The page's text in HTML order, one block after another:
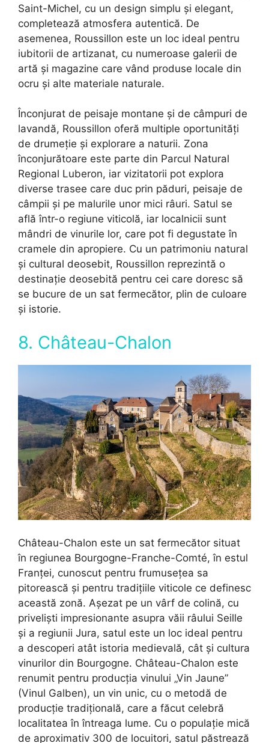
Saint-Michel, cu un design simplu și elegant,
completează atmosfera autentică. De
asemenea, Roussillon este un loc ideal pentru
iubitorii de artizanat, cu numeroase galerii de
artă și magazine care vând produse locale din
ocru și alte materiale naturale.
Înconjurat de peisaje montane și de câmpuri de
lavandă, Roussillon oferă multiple oportunități
de drumeție și explorare a naturii. Zona
înconjurătoare este parte din Parcul Natural
Regional Luberon, iar vizitatorii pot explora
diverse trasee care duc prin păduri, peisaje de
câmpii și pe malurile unor mici râuri. Satul se
află într-o regiune viticolă, iar localnicii sunt
mândri de vinurile lor, care pot fi degustate în
cramele din apropiere. Cu un patrimoniu natural
și cultural deosebit, Roussillon reprezintă o
destinație deosebită pentru cei care doresc să
se bucure de un sat fermecător, plin de culoare
și istorie.
8. Château-Chalon
Château-Chalon este un sat fermecător situat
în regiunea Bourgogne-Franche-Comté, în estul
Franței, cunoscut pentru frumusețea sa
pitorească și pentru tradițiile viticole ce definesc
această zonă. Așezat pe un vârf de colină, cu
priveliști impresionante asupra văii râului Seille
și a regiunii Jura, satul este un loc ideal pentru
a descoperi atât istoria medievală, cât și cultura
vinurilor din Bourgogne. Château-Chalon este
renumit pentru producția vinului „Vin Jaune”
(Vinul Galben), un vin unic, cu o metodă de
producție tradițională, care a făcut celebră
localitatea în întreaga lume. Cu o populație mică
de aproximativ 300 de locuitori, satul păstrează